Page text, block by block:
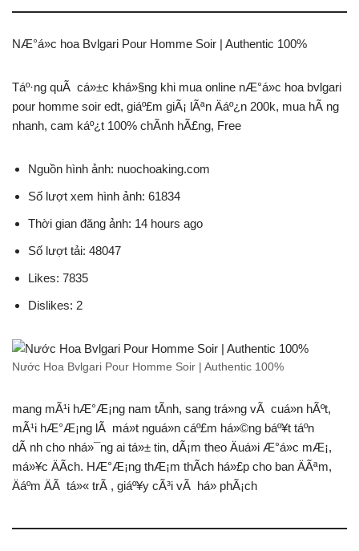
NÆ°á»c hoa Bvlgari Pour Homme Soir | Authentic 100%
Táº·ng quÃ cá»±c khá»§ng khi mua online nÆ°á»c hoa bvlgari
pour homme soir edt, giáº£m giÃ¡ lÃªn Äáº¿n 200k, mua hÃ ng
nhanh, cam káº¿t 100% chÃ­nh hÃ£ng, Free
Nguồn hình ảnh: nuochoaking.com
Số lượt xem hình ảnh: 61834
Thời gian đăng ảnh: 14 hours ago
Số lượt tải: 48047
Likes: 7835
Dislikes: 2
Nước Hoa Bvlgari Pour Homme Soir | Authentic 100%
mang mÃ¹i hÆ°Æ¡ng nam tÃ­nh, sang trá»ng vÃ cuá»n hÃºt,
mÃ¹i hÆ°Æ¡ng lÃ má»t nguá»n cáº£m há»©ng báº¥t táº­n
dÃ nh cho nhá»¯ng ai tá»± tin, dÃ¡m theo Äuá»i Æ°á»c mÆ¡,
má»¥c ÄÃ­ch. HÆ°Æ¡ng thÆ¡m thÃ­ch há»£p cho ban ÄÃªm,
Äáº­m ÄÃ tá»« trÃ , giáº¥y cÃ³i vÃ há» phÃ¡ch